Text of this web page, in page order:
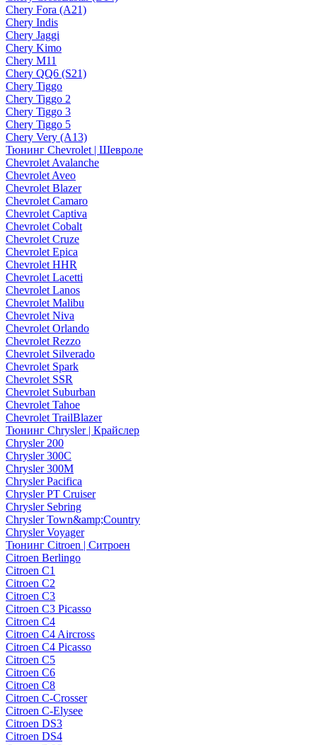
Chery Fora (A21)
Chery Indis
Chery Jaggi
Chery Kimo
Chery M11
Chery QQ6 (S21)
Chery Tiggo
Chery Tiggo 2
Chery Tiggo 3
Chery Tiggo 5
Chery Very (A13)
Тюнинг Chevrolet | Шевроле
Chevrolet Avalanche
Chevrolet Aveo
Chevrolet Blazer
Chevrolet Camaro
Chevrolet Captiva
Chevrolet Cobalt
Chevrolet Cruze
Chevrolet Epica
Chevrolet HHR
Chevrolet Lacetti
Chevrolet Lanos
Chevrolet Malibu
Chevrolet Niva
Chevrolet Orlando
Chevrolet Rezzo
Chevrolet Silverado
Chevrolet Spark
Chevrolet SSR
Chevrolet Suburban
Chevrolet Tahoe
Chevrolet TrailBlazer
Тюнинг Chrysler | Крайслер
Chrysler 200
Chrysler 300C
Chrysler 300M
Chrysler Pacifica
Chrysler PT Cruiser
Chrysler Sebring
Chrysler Town&amp;Country
Chrysler Voyager
Тюнинг Citroen | Ситроен
Citroen Berlingo
Citroen C1
Citroen C2
Citroen C3
Citroen C3 Picasso
Citroen C4
Citroen C4 Aircross
Citroen C4 Picasso
Citroen C5
Citroen C6
Citroen C8
Citroen C-Crosser
Citroen C-Elysee
Citroen DS3
Citroen DS4